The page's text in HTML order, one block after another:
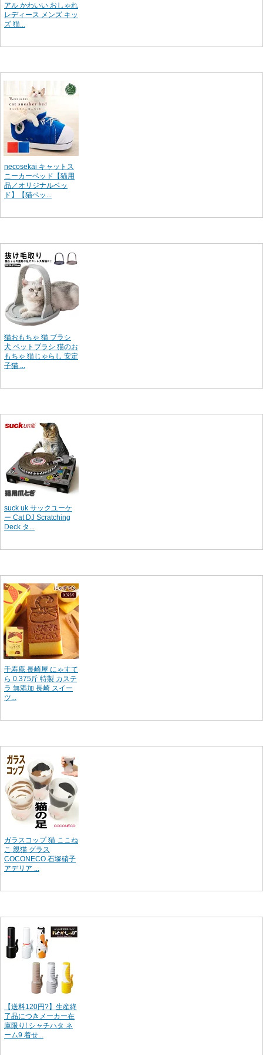
アル かわいい おしゃれ
レディース メンズ キッ
ズ 猫...
necosekai キャットス
ニーカーベッド【猫用
品／オリジナルベッ
ド】【猫ベッ...
猫おもちゃ 猫 ブラシ
犬 ペットブラシ 猫のお
もちゃ 猫じゃらし 安定
子猫 ...
suck uk サックユーケ
ー Cat DJ Scratching
Deck タ...
千寿庵 長崎屋 にゃすて
ら 0.375斤 特製 カステ
ラ 無添加 長崎 スイー
ツ...
ガラスコップ 猫 ここね
こ 親猫 グラス
COCONECO 石塚硝子
アデリア ...
【送料120円?】生産終
了品につきメーカー在
庫限り! シャチハタ ネ
ーム9 着せ...